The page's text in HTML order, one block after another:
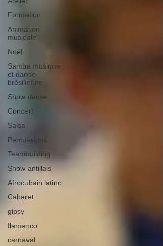
Formation
Animation
musicale
Noël
Samba musique
et danse
brésilienne
Show danse
Concert
Salsa
Percussions
Teambuilding
Show antillais
Afrocubain latino
Cabaret
gipsy
flamenco
carnaval